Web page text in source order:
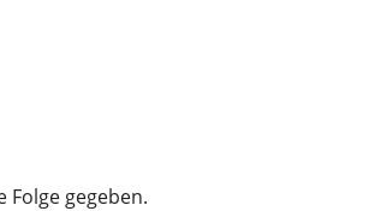
Folge gegeben.